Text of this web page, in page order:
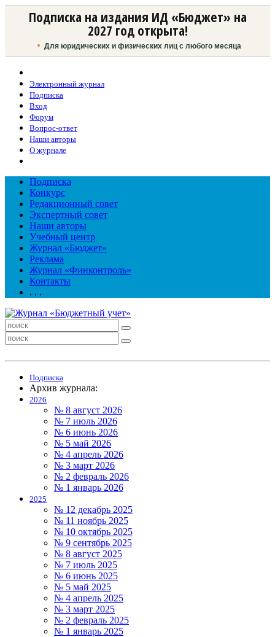
Подписка на издания ИД «Бюджет» на
2027 год открыта!
Для юридических и физических лиц с любого месяца
Электронный журнал
Подписка
Вход
Форум
Вопрос-ответ
Наши авторы
О журнале
Подписка
Конкурс
Редакционный совет
Экспертный совет
Наши авторы
Учебный центр
Журнал «Бюджет»
Реклама
Журнал «Финконтроль»
Контакты
. . .
Подписка
Архив журнала:
2026
№ 8 август 2026
№ 7 июль 2026
№ 6 июнь 2026
№ 5 май 2026
№ 4 апрель 2026
№ 3 март 2026
№ 2 февраль 2026
№ 1 январь 2026
2025
№ 12 декабрь 2025
№ 11 ноябрь 2025
№ 10 октябрь 2025
№ 9 сентябрь 2025
№ 8 август 2025
№ 7 июль 2025
№ 6 июнь 2025
№ 5 май 2025
№ 4 апрель 2025
№ 3 март 2025
№ 2 февраль 2025
№ 1 январь 2025